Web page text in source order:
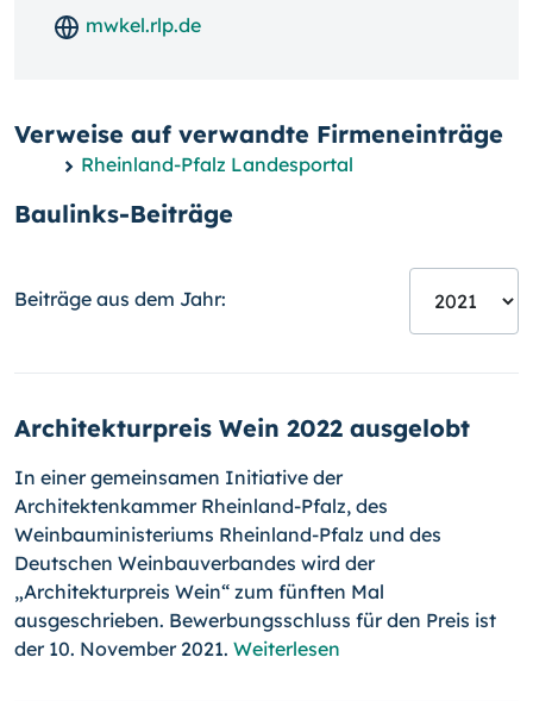
mwkel.rlp.de
Verweise auf verwandte Firmeneinträge
Rheinland-Pfalz Landesportal
Baulinks-Beiträge
Beiträge aus dem Jahr:
Architekturpreis Wein 2022 ausgelobt
In einer gemeinsamen Initiative der
Architektenkammer Rheinland-Pfalz, des
Weinbauministeriums Rheinland-Pfalz und des
Deutschen Wein­bau­ver­ban­des wird der
„Architekturpreis Wein“ zum fünften Mal
ausgeschrieben. Bewerbungsschluss für den Preis ist
der 10. November 2021. Weiterlesen